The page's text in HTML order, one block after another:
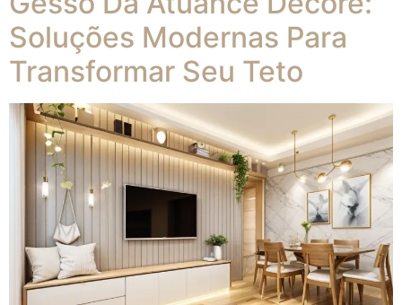
Soluções Modernas Para
Transformar Seu Teto